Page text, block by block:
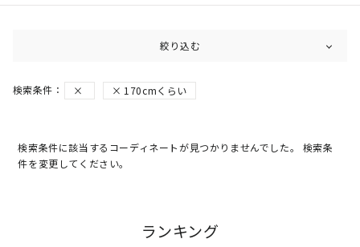
絞り込む
170cmくらい
検索条件に該当するコーディネートが見つかりませんでした。 検索条
件を変更してください。
ランキング